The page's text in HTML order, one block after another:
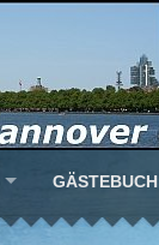
GÄSTEBUCH